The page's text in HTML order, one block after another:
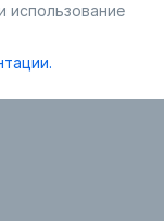
использование